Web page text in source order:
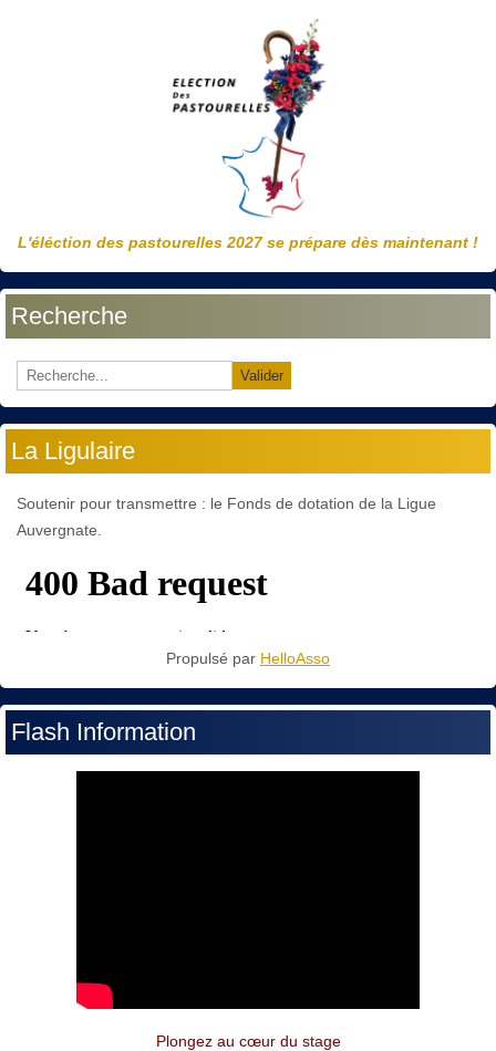
L'éléction des pastourelles 2027 se prépare dès maintenant !
Recherche
Valider
La Ligulaire
Soutenir pour transmettre : le Fonds de dotation de la Ligue
Auvergnate.
Propulsé par HelloAsso
Flash Information
Plongez au cœur du stage